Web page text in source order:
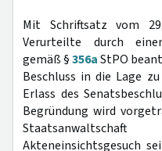
Mit Schriftsatz vom
Verurteilte durch
gemäß §356aStPO
Beschluss in die Lage
Erlass des
Begründung wird
Akteneinsichtsgesuch